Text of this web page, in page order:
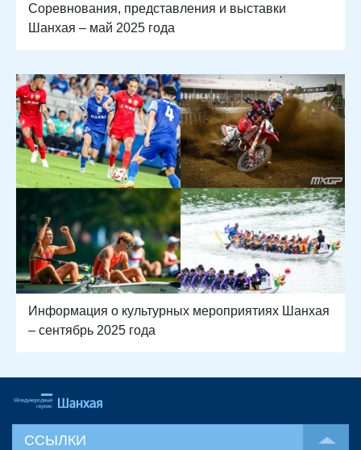
Соревнования, представления и выставки
Шанхая – май 2025 года
Информация о культурных мероприятиях Шанхая
– сентябрь 2025 года
ССЫЛКИ